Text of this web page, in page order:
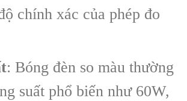
chính xác của phép đo
: Bóng đèn so màu thường
suất phổ biến như 60W,